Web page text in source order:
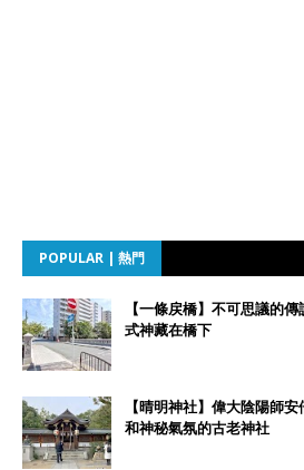
POPULAR | 熱門
【一條戻橋】不可思議的
式神藏在橋下
【晴明神社】偉大陰陽師
和神秘氣氛的古老神社